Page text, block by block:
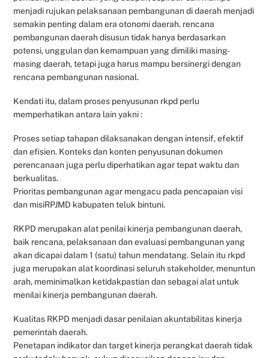
menjadi rujukan pelaksanaan pembangunan di daerah menjadi
semakin penting dalam era otonomi daerah. rencana
pembangunan daerah disusun tidak hanya berdasarkan
potensi, unggulan dan kemampuan yang dimiliki masing-
masing daerah, tetapi juga harus mampu bersinergi dengan
rencana pembangunan nasional.
Kendati itu, dalam proses penyusunan rkpd perlu
memperhatikan antara lain yakni :
Proses setiap tahapan dilaksanakan dengan intensif, efektif
dan efisien. Konteks dan konten penyusunan dokumen
perencanaan juga perlu diperhatikan agar tepat waktu dan
berkualitas.
Prioritas pembangunan agar mengacu pada pencapaian visi
dan misiRPJMD kabupaten teluk bintuni.
RKPD merupakan alat penilai kinerja pembangunan daerah,
baik rencana, pelaksanaan dan evaluasi pembangunan yang
akan dicapai dalam 1 (satu) tahun mendatang. Selain itu rkpd
juga merupakan alat koordinasi seluruh stakeholder, menuntun
arah, meminimalkan ketidakpastian dan sebagai alat untuk
menilai kinerja pembangunan daerah.
Kualitas RKPD menjadi dasar penilaian akuntabilitas kinerja
pemerintah daerah.
Penetapan indikator dan target kinerja perangkat daerah tidak